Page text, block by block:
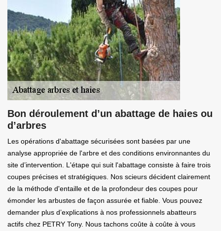
Bon déroulement d’un abattage de haies ou
d’arbres
Les opérations d'abattage sécurisées sont basées par une
analyse appropriée de l'arbre et des conditions environnantes du
site d’intervention. L'étape qui suit l'abattage consiste à faire trois
coupes précises et stratégiques. Nos scieurs décident clairement
de la méthode d'entaille et de la profondeur des coupes pour
émonder les arbustes de façon assurée et fiable. Vous pouvez
demander plus d’explications à nos professionnels abatteurs
actifs chez PETRY Tony. Nous tachons coûte à coûte à vous